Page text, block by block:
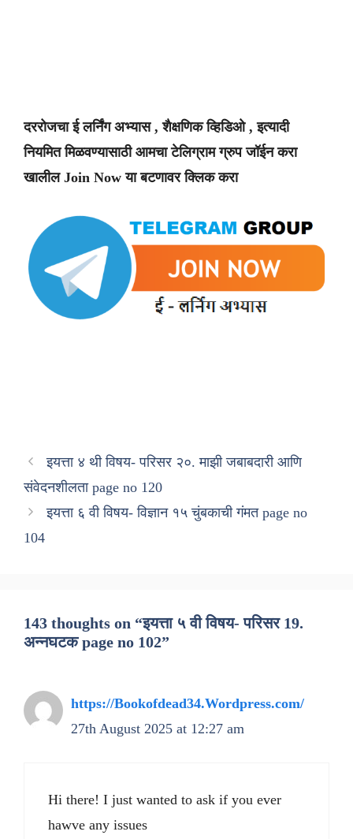
दररोजचा ई लर्निंग अभ्यास , शैक्षणिक व्हिडिओ , इत्यादी
नियमित मिळवण्यासाठी आमचा टेलिग्राम ग्रुप जॉईन करा
खालील Join Now या बटणावर क्लिक करा
इयत्ता ४ थी विषय- परिसर २०. माझी जबाबदारी आणि
संवेदनशीलता page no 120
इयत्ता ६ वी विषय- विज्ञान १५ चुंबकाची गंमत page no
104
143 thoughts on “इयत्ता ५ वी विषय- परिसर 19.
अन्नघटक page no 102”
https://Bookofdead34.Wordpress.com/
27th August 2025 at 12:27 am
Hi there! I just wanted to ask if you ever
hawve any issues